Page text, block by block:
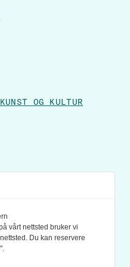
OG KULTUR
vårt nettsted bruker vi
Du kan reservere